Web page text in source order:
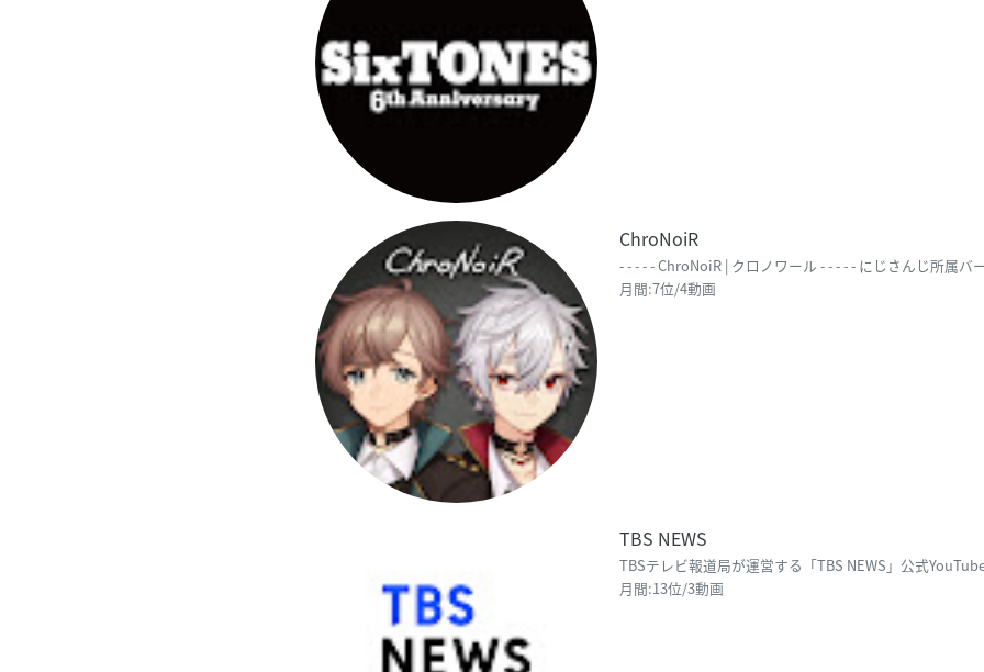
ChroNoiR
- - - - - ChroNoiR | クロノワール - - - - - にじさんじ所属バ
月間:7位/4動画
TBS NEWS
月間:13位/3動画